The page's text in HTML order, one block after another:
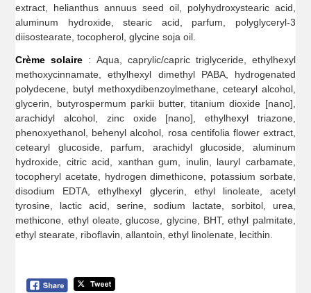
extract, helianthus annuus seed oil, polyhydroxystearic acid,
aluminum hydroxide, stearic acid, parfum, polyglyceryl-3
diisostearate, tocopherol, glycine soja oil.
Crème solaire : Aqua, caprylic/capric triglyceride, ethylhexyl
methoxycinnamate, ethylhexyl dimethyl PABA, hydrogenated
polydecene, butyl methoxydibenzoylmethane, cetearyl alcohol,
glycerin, butyrospermum parkii butter, titanium dioxide [nano],
arachidyl alcohol, zinc oxide [nano], ethylhexyl triazone,
phenoxyethanol, behenyl alcohol, rosa centifolia flower extract,
cetearyl glucoside, parfum, arachidyl glucoside, aluminum
hydroxide, citric acid, xanthan gum, inulin, lauryl carbamate,
tocopheryl acetate, hydrogen dimethicone, potassium sorbate,
disodium EDTA, ethylhexyl glycerin, ethyl linoleate, acetyl
tyrosine, lactic acid, serine, sodium lactate, sorbitol, urea,
methicone, ethyl oleate, glucose, glycine, BHT, ethyl palmitate,
ethyl stearate, riboflavin, allantoin, ethyl linolenate, lecithin.